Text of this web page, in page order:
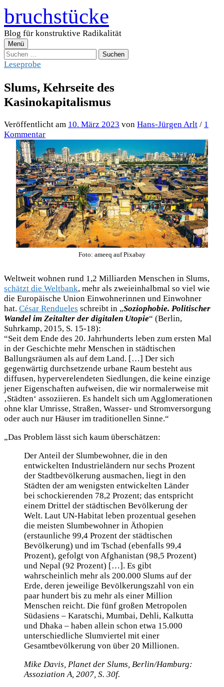
Zum
Inhalt
überspringen
bruchstücke
Blog für konstruktive Radikalität
Menü
Suchen
nach:
Leseprobe
Slums, Kehrseite des
Kasinokapitalismus
Veröffentlicht am 10. März 2023 von Hans-Jürgen Arlt / 1
Kommentar
Foto: ameeq auf Pixabay
Weltweit wohnen rund 1,2 Milliarden Menschen in Slums,
schätzt die Weltbank, mehr als zweieinhalbmal so viel wie
die Europäische Union Einwohnerinnen und Einwohner
hat. César Rendueles schreibt in „Soziophobie. Politischer
Wandel im Zeitalter der digitalen Utopie“ (Berlin,
Suhrkamp, 2015, S. 15-18):
“Seit dem Ende des 20. Jahrhunderts leben zum ersten Mal
in der Geschichte mehr Menschen in städtischen
Ballungsräumen als auf dem Land. […] Der sich
gegenwärtig durchsetzende urbane Raum besteht aus
diffusen, hyperverelendeten Siedlungen, die keine einzige
jener Eigenschaften aufweisen, die wir normalerweise mit
‚Städten‘ assoziieren. Es handelt sich um Agglomerationen
ohne klar Umrisse, Straßen, Wasser- und Stromversorgung
oder auch nur Häuser im traditionellen Sinne.“
„Das Problem lässt sich kaum überschätzen:
Der Anteil der Slumbewohner, die in den
entwickelten Industrieländern nur sechs Prozent
der Stadtbevölkerung ausmachen, liegt in den
Städten der am wenigsten entwickelten Länder
bei schockierenden 78,2 Prozent; das entspricht
einem Drittel der städtischen Bevölkerung der
Welt. Laut UN-Habitat leben prozentual gesehen
die meisten Slumbewohner in Äthopien
(erstaunliche 99,4 Prozent der städtischen
Bevölkerung) und im Tschad (ebenfalls 99,4
Prozent), gefolgt von Afghanistan (98,5 Prozent)
und Nepal (92 Prozent) […]. Es gibt
wahrscheinlich mehr als 200.000 Slums auf der
Erde, deren jeweilige Bevölkerungszahl von ein
paar hundert bis zu mehr als einer Million
Menschen reicht. Die fünf großen Metropolen
Südasiens – Karatschi, Mumbai, Dehli, Kalkutta
und Dhaka – haben allein schon etwa 15.000
unterschiedliche Slumviertel mit einer
Gesamtbevölkerung von über 20 Millionen.
Mike Davis, Planet der Slums, Berlin/Hamburg:
Assoziation A, 2007, S. 30f.